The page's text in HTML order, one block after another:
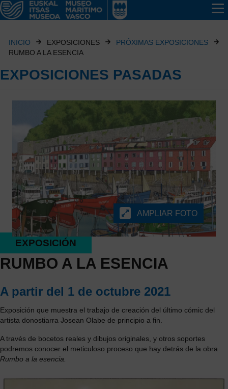
INICIO EXPOSICIONES
PRÓXIMAS EXPOSICIONES
RUMBO A LA ESENCIA
EXPOSICIONES PASADAS
EXPOSICIÓN
RUMBO A LA ESENCIA
A partir del 1 de octubre 2021
Exposición que muestra el trabajo de creación del último cómic del
artista donostiarra Josean Olabe de principio a fin.
A través de bocetos reales y dibujos originales, y otros soportes
podremos conocer el meticuloso proceso que hay detrás de la obra
Rumbo a la esencia.
AMPLIAR FOTO